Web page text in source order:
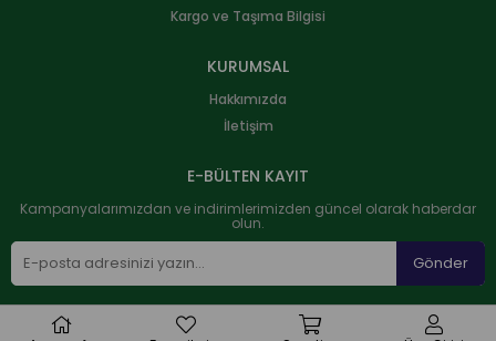
Kargo ve Taşıma Bilgisi
KURUMSAL
Hakkımızda
İletişim
E-BÜLTEN KAYIT
Kampanyalarımızdan ve indirimlerimizden güncel olarak haberdar
olun.
Gönder